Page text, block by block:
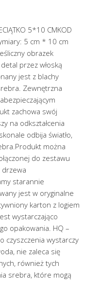
5*10 CMKOD
5 cm * 10 cm
obrazek
przez włoską
jest z blachy
Zewnętrzna
zachowa swój
na odkształcenia
odbija światło,
można
do zestawu
drzewa
starannie
jest w oryginalne
karton z logiem
wystarczająco
opakowania. HQ –
czyszczenia wystarczy
nie zaleca się
również tych
srebra, które mogą